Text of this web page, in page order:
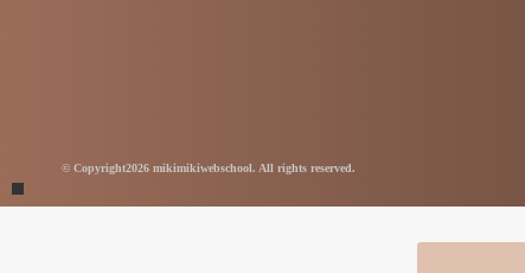
© Copyright2026 mikimikiwebschool. All rights reserved.